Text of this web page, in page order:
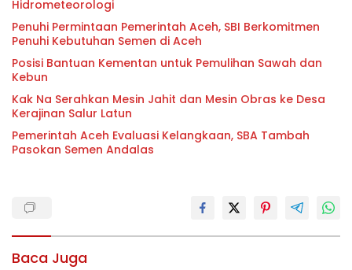
Hidrometeorologi
Penuhi Permintaan Pemerintah Aceh, SBI Berkomitmen
Penuhi Kebutuhan Semen di Aceh
Posisi Bantuan Kementan untuk Pemulihan Sawah dan
Kebun
Kak Na Serahkan Mesin Jahit dan Mesin Obras ke Desa
Kerajinan Salur Latun
Pemerintah Aceh Evaluasi Kelangkaan, SBA Tambah
Pasokan Semen Andalas
Baca Juga